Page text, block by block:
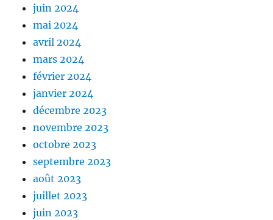
juin 2024
mai 2024
avril 2024
mars 2024
février 2024
janvier 2024
décembre 2023
novembre 2023
octobre 2023
septembre 2023
août 2023
juillet 2023
juin 2023